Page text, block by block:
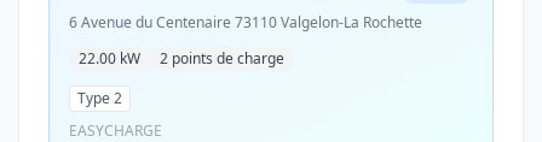
6 Avenue du Centenaire 73110 Valgelon-La Rochette
22.00 kW
2 points de charge
Type 2
EASYCHARGE